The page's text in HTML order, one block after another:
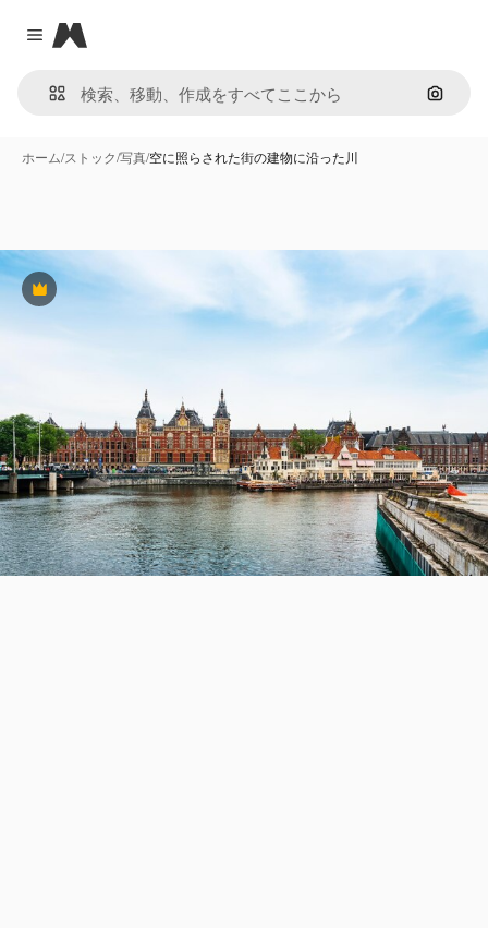
Close menu
Magnific
画像で
ホーム/ストック/写真/空に照らされた街の建物に沿った川
Premium